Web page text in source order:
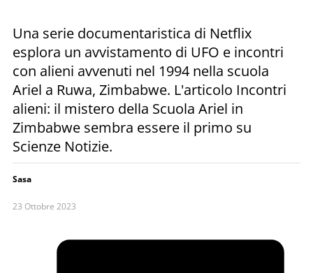
Una serie documentaristica di Netflix
esplora un avvistamento di UFO e incontri
con alieni avvenuti nel 1994 nella scuola
Ariel a Ruwa, Zimbabwe. L'articolo Incontri
alieni: il mistero della Scuola Ariel in
Zimbabwe sembra essere il primo su
Scienze Notizie.
Sasa
23 Ottobre 2023